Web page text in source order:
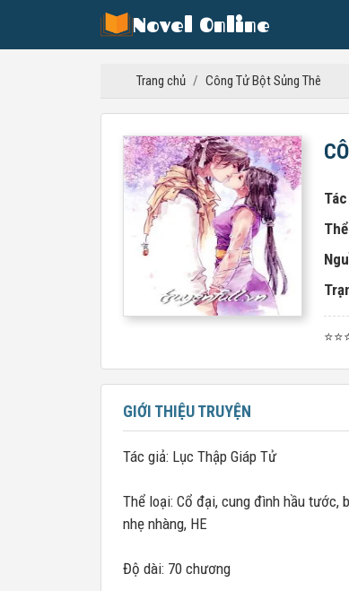
Novel Online
Trang chủ / Công Tử Bột Sủng Thê
GIỚI THIỆU TRUYỆN
Tác giả: Lục Thập Giáp Tử
Thể loại: Cổ đại, cung đình hầu tước,
nhẹ nhàng, HE
Độ dài: 70 chương